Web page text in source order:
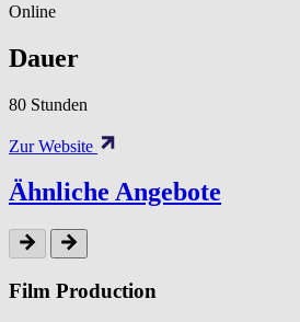
Online
Dauer
80 Stunden
Zur Website
Ähnliche Angebote
Film Production